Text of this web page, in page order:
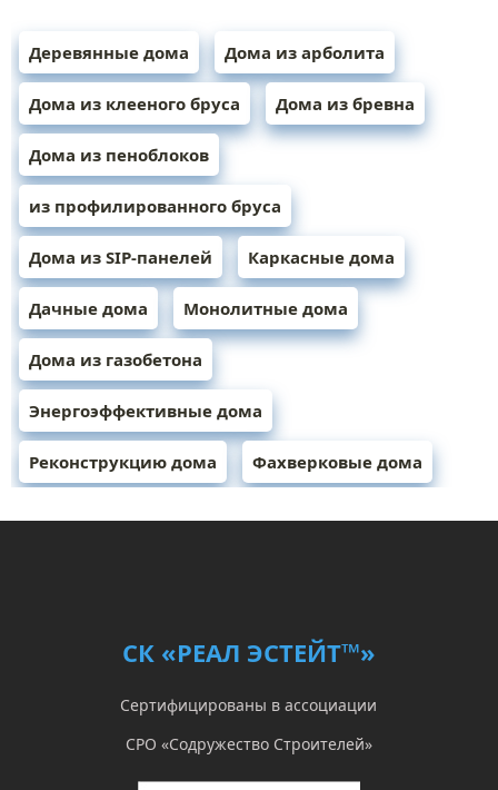
Деревянные дома Дома из арболита
Дома из клееного бруса Дома из бревна
Дома из пеноблоков
из профилированного бруса
Дома из SIP-панелей Каркасные дома
Дачные дома Монолитные дома
Дома из газобетона
Энергоэффективные дома
Реконструкцию дома Фахверковые дома
СК «РЕАЛ ЭСТЕЙТ™»
Сертифицированы в ассоциации
СРО «Содружество Строителей»